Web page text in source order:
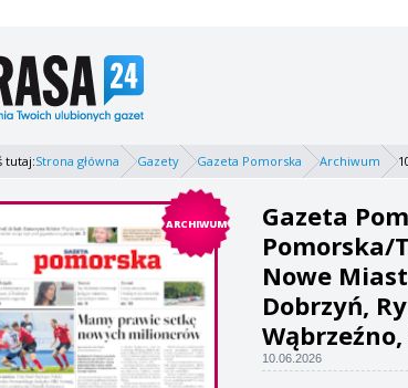
tutaj:Strona główna Gazety Gazeta Pomorska Archiwum
ARCHIWUM
Gazeta
Pomorska/
Nowe
Dobrzyń,
10.06.2026